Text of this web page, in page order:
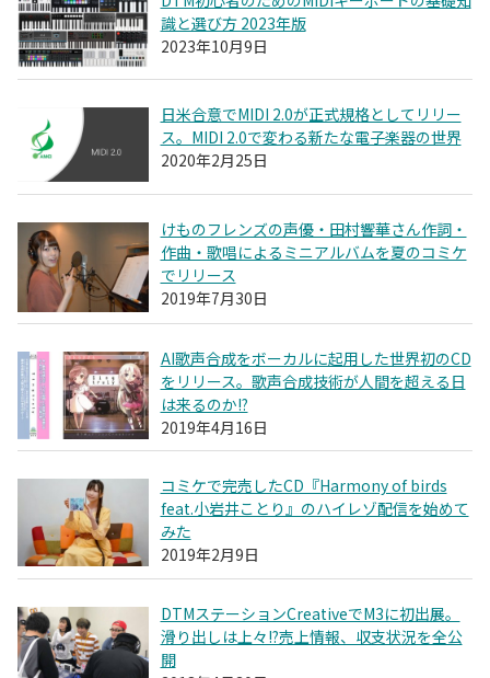
識と選び方 2023年版
2023年10月9日
日米合意でMIDI 2.0が正式規格としてリリー
ス。MIDI 2.0で変わる新たな電子楽器の世界
2020年2月25日
けものフレンズの声優・田村響華さん作詞・
作曲・歌唱によるミニアルバムを夏のコミケ
でリリース
2019年7月30日
AI歌声合成をボーカルに起用した世界初のCD
をリリース。歌声合成技術が人間を超える日
は来るのか!?
2019年4月16日
コミケで完売したCD『Harmony of birds
feat.小岩井ことり』のハイレゾ配信を始めて
みた
2019年2月9日
DTMステーションCreativeでM3に初出展。
滑り出しは上々!?売上情報、収支状況を全公
開